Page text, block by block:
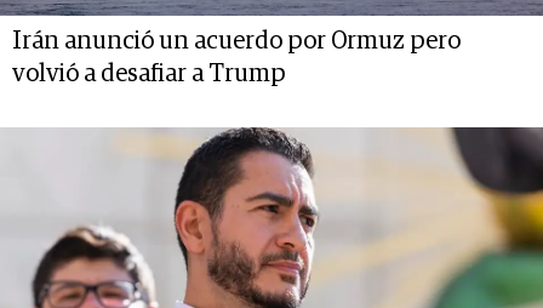
Irán anunció un acuerdo por Ormuz pero
volvió a desafiar a Trump